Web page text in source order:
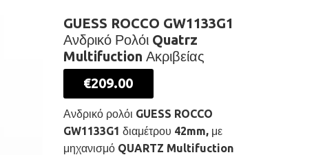
GUESS ROCCO GW1133G1
Ανδρικό Ρολόι Quatrz
Multifuction Ακριβείας
€209.00
Ανδρικό ρολόι GUESS ROCCO
GW1133G1 διαμέτρου 42mm, με
μηχανισμό QUARTZ Multifuction